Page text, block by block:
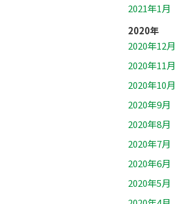
2021年1月
2020年
2020年12月
2020年11月
2020年10月
2020年9月
2020年8月
2020年7月
2020年6月
2020年5月